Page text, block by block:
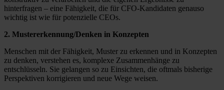
hinterfragen – eine Fähigkeit, die für CFO-Kandidaten genauso
wichtig ist wie für potenzielle CEOs.
2. Mustererkennung/Denken in Konzepten
Menschen mit der Fähigkeit, Muster zu erkennen und in Konzepten
zu denken, verstehen es, komplexe Zusammenhänge zu
entschlüsseln. Sie gelangen so zu Einsichten, die oftmals bisherige
Perspektiven korrigieren und neue Wege weisen.